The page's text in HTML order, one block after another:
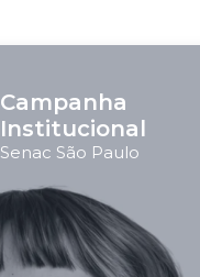
Campanha
Institucional
Senac São Paulo